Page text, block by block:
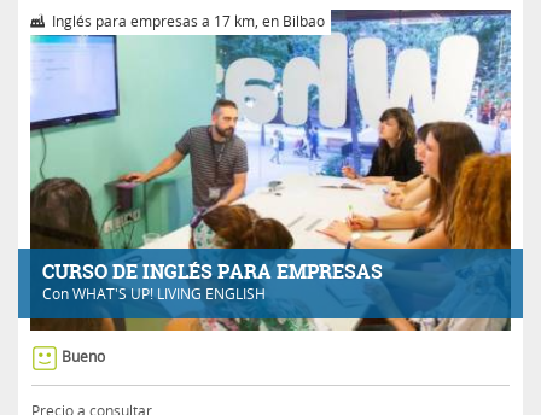
CURSO DE INGLÉS PARA EMPRESAS
ConWHAT'S UP! LIVING ENGLISH
Inglés para empresas a 17 km, en Bilbao
Bueno
Precio a consultar